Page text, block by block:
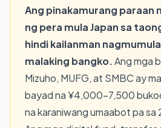
Ang pinakamurang paraan
ng pera mula Japan sa
hindi kailanman
malaking bangko.Ang mga
Mizuho, MUFG, at SMBC ay
bayad na ¥4,000–7,500
na karaniwang umaabot pa sa